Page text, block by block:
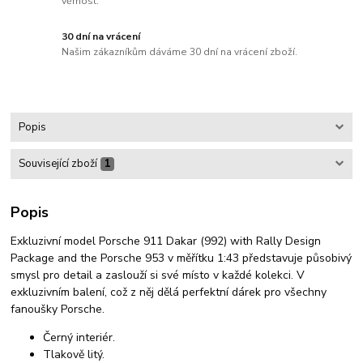
30 dní na vrácení
Našim zákazníkům dáváme 30 dní na vrácení zboží.
Popis
Související zboží 1
Popis
Exkluzivní model Porsche 911 Dakar (992) with Rally Design
Package and the Porsche 953 v měřítku 1:43 představuje působivý
smysl pro detail a zaslouží si své místo v každé kolekci. V
exkluzivním balení, což z něj dělá perfektní dárek pro všechny
fanoušky Porsche.
Černý interiér.
Tlakově litý.